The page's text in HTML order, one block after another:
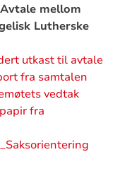
mellom
Lutherske
utkast til avtale
fra samtalen
vedtak
fra